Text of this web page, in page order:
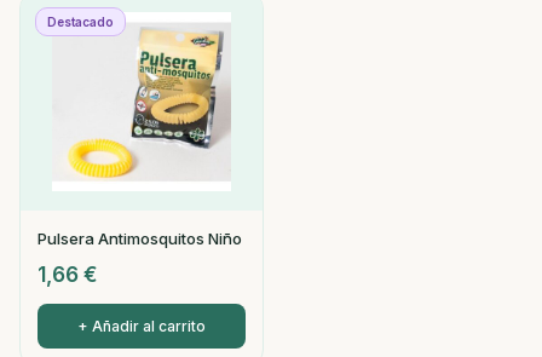
Destacado
Pulsera Antimosquitos Niño
1,66 €
+ Añadir al carrito